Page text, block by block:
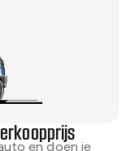
en doen je